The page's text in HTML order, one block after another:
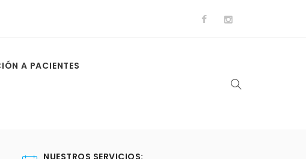
A PACIENTES
NUESTROS SERVICIOS: